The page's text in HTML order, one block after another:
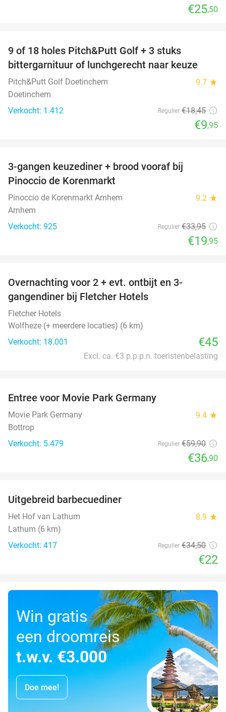
€25,50
9 of 18 holes Pitch&Putt Golf + 3 stuks
bittergarnituur of lunchgerecht naar keuze
Pitch&Putt Golf Doetinchem 9.7 star
Doetinchem
Verkocht: 1.412
Regulier €18,45
€9,95
3-gangen keuzediner + brood vooraf bij
Pinoccio de Korenmarkt
Pinoccio de Korenmarkt Arnhem 9.2 star
Arnhem
Verkocht: 925
Regulier €33,95
€19,95
Overnachting voor 2 + evt. ontbijt en 3-
gangendiner bij Fletcher Hotels
Fletcher Hotels
Wolfheze (+ meerdere locaties) (6 km)
Verkocht: 18.001
€45
Excl. ca. €3 p.p.p.n. toeristenbelasting
Entree voor Movie Park Germany
Movie Park Germany 9.4 star
Bottrop
Verkocht: 5.479
Regulier €59,90
€36,90
Uitgebreid barbecuediner
Het Hof van Lathum 8.9 star
Lathum (6 km)
Verkocht: 417
Regulier €34,50
€22
Win gratis
een droomreis
t.w.v. €3.000
Doe mee!